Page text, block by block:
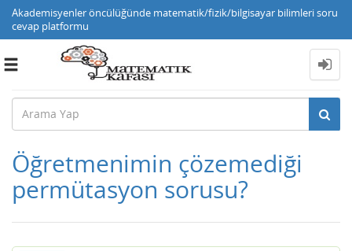
Akademisyenler öncülüğünde matematik/fizik/bilgisayar bilimleri soru
cevap platformu
Toggle
Öğretmenimin çözemediği
permütasyon sorusu?